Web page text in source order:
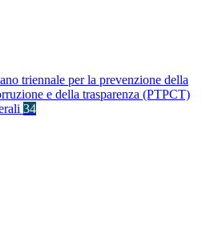
triennale per la prevenzione della
e della trasparenza (PTPCT)
34